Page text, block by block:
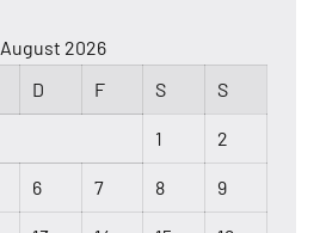
August 2026
D F S S
1 2
6 7 8 9